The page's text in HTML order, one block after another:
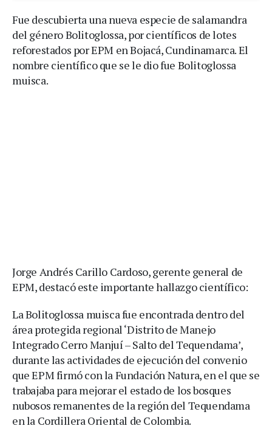
Fue descubierta una nueva especie de salamandra
del género Bolitoglossa, por científicos de lotes
reforestados por EPM en Bojacá, Cundinamarca. El
nombre científico que se le dio fue Bolitoglossa
muisca.
Jorge Andrés Carillo Cardoso, gerente general de
EPM, destacó este importante hallazgo científico:
La Bolitoglossa muisca fue encontrada dentro del
área protegida regional ‘Distrito de Manejo
Integrado Cerro Manjuí – Salto del Tequendama’,
durante las actividades de ejecución del convenio
que EPM firmó con la Fundación Natura, en el que se
trabajaba para mejorar el estado de los bosques
nubosos remanentes de la región del Tequendama
en la Cordillera Oriental de Colombia.